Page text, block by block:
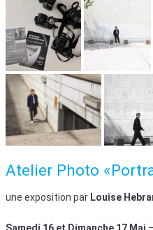
Atelier Photo
une exposition par Louise